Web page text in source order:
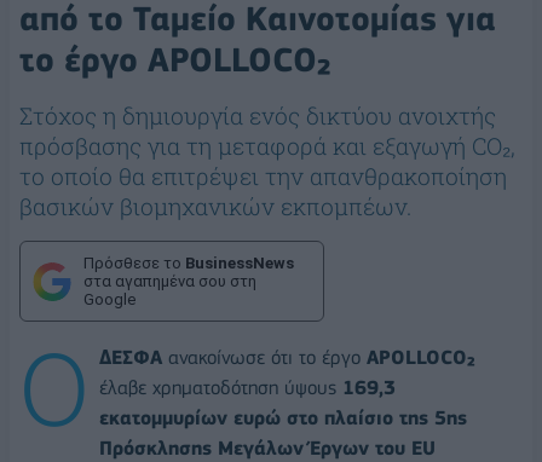
από το Ταμείο Καινοτομίας για
το έργο APOLLOCO₂
Στόχος η δημιουργία ενός δικτύου ανοιχτής
πρόσβασης για τη μεταφορά και εξαγωγή CO₂,
το οποίο θα επιτρέψει την απανθρακοποίηση
βασικών βιομηχανικών εκπομπέων.
Πρόσθεσε το BusinessNews
στα αγαπημένα σου στη
Google
Ο ΔΕΣΦΑ ανακοίνωσε ότι το έργο APOLLOCO₂
έλαβε χρηματοδότηση ύψους 169,3
εκατομμυρίων ευρώ στο πλαίσιο της 5ης
Πρόσκλησης Μεγάλων Έργων του EU